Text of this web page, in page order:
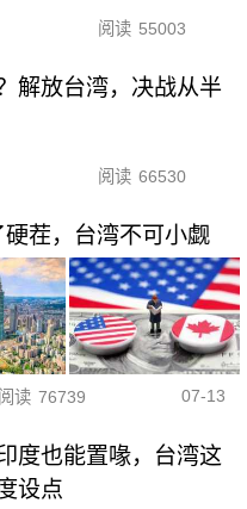
阅读 55003
解放台湾，决战从半
阅读 66530
茬，台湾不可小觑
阅读 76739 07-13
度也能置喙，台湾这
设点